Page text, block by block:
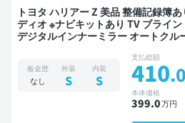
トヨタ ハリアー Z 美品 整備記録簿あり ディスプレイオー
ディオ ※ナビキットあり TV ブライ
デジタルインナーミラー オートクル
板金歴
なし
外装
S
内装
S
支払総額
410.0
本体価格
399.0万円